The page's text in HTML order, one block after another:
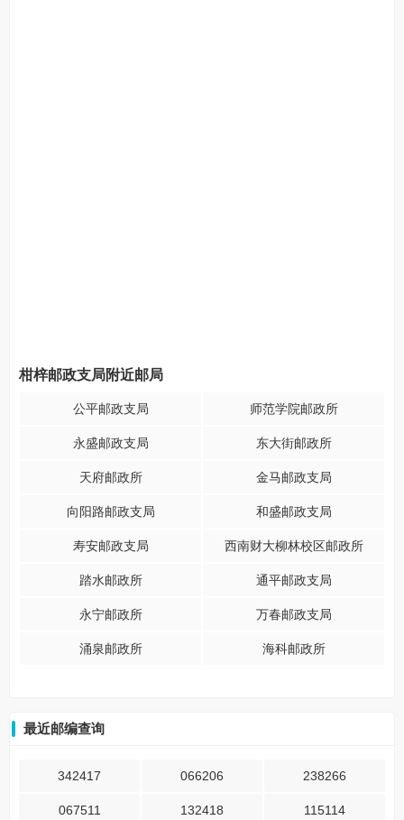
柑梓邮政支局附近邮局
公平邮政支局 师范学院邮政所
永盛邮政支局 东大街邮政所
天府邮政所 金马邮政支局
向阳路邮政支局 和盛邮政支局
寿安邮政支局 西南财大柳林校区邮政所
踏水邮政所 通平邮政支局
永宁邮政所 万春邮政支局
涌泉邮政所 海科邮政所
最近邮编查询
342417 066206 238266
067511 132418 115114